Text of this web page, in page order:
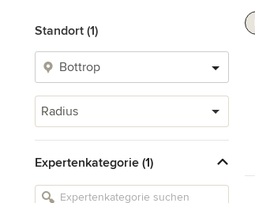
Standort (1)
Radius
Expertenkategorie (1)